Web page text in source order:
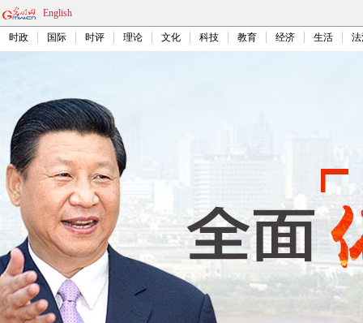
English
时政 国际 时评 理论 文化 科技 教育 经济 生活